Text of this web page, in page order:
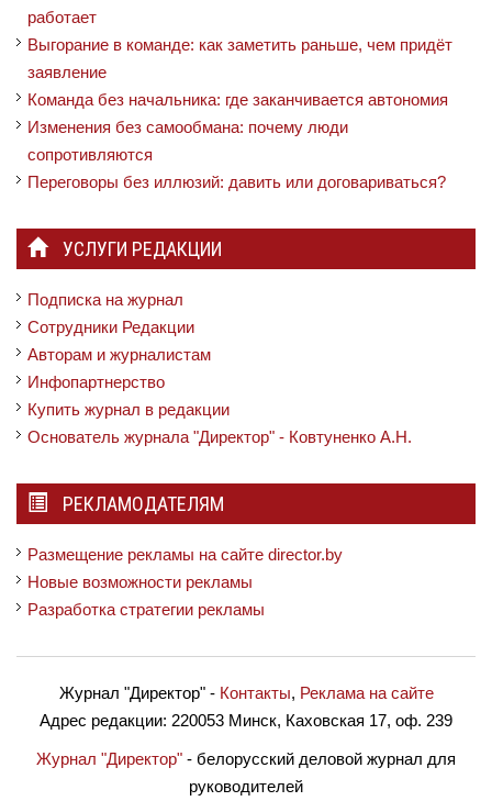
работает
Выгорание в команде: как заметить раньше, чем придёт
заявление
Команда без начальника: где заканчивается автономия
Изменения без самообмана: почему люди
сопротивляются
Переговоры без иллюзий: давить или договариваться?
УСЛУГИ РЕДАКЦИИ
Подписка на журнал
Сотрудники Редакции
Авторам и журналистам
Инфопартнерство
Купить журнал в редакции
Основатель журнала "Директор" - Ковтуненко А.Н.
РЕКЛАМОДАТЕЛЯМ
Размещение рекламы на сайте director.by
Новые возможности рекламы
Разработка стратегии рекламы
Журнал "Директор"- Контакты, Реклама на сайте
Адрес редакции: 220053 Минск, Каховская 17, оф. 239
Журнал "Директор" - белорусский деловой журнал для
руководителей